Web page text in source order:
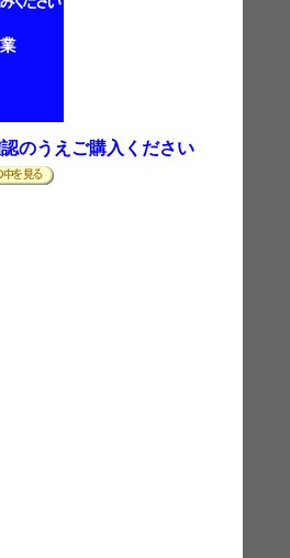
のうえご購入ください